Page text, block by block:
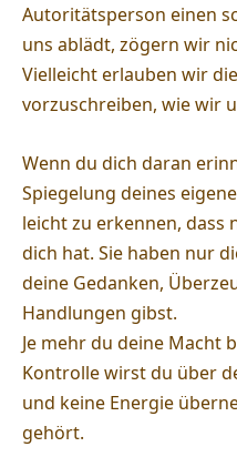
Autoritätsperson einen
uns ablädt, zögern wir
Vielleicht erlauben wir
vorzuschreiben, wie wir
Wenn du dich daran
Spiegelung deines
leicht zu erkennen, dass
dich hat. Sie haben nur
deine Gedanken,
Handlungen gibst.
Je mehr du deine Macht
Kontrolle wirst du über
und keine Energie
gehört.